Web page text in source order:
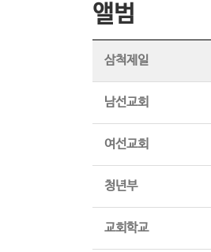
앨범
삼척제일
남선교회
여선교회
청년부
교회학교